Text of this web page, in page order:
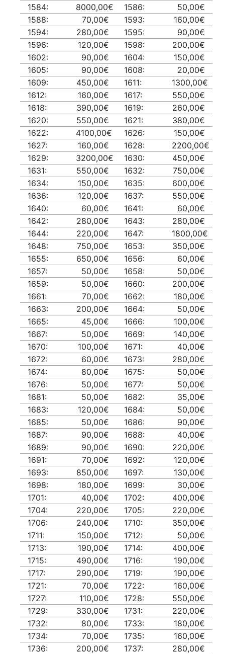
1584: 8000,00€ 1586:
50,00€
1588:
70,00€ 1593:
160,00€
1594:
280,00€ 1595:
90,00€
1596:
120,00€ 1598:
200,00€
1602:
90,00€ 1604:
150,00€
1605:
90,00€ 1608:
20,00€
1609:
450,00€ 1611:
1300,00€
1612:
160,00€ 1617:
550,00€
1618:
390,00€ 1619:
260,00€
1620:
550,00€ 1621:
380,00€
1622:
4100,00€ 1626:
150,00€
1627:
160,00€ 1628:
2200,00€
1629:
3200,00€ 1630:
450,00€
1631:
550,00€ 1632:
750,00€
1634:
150,00€ 1635:
600,00€
1636:
120,00€ 1637:
550,00€
1640:
60,00€ 1641:
60,00€
1642:
280,00€ 1643:
280,00€
1644:
220,00€ 1647:
1800,00€
1648:
750,00€ 1653:
350,00€
1655:
650,00€ 1656:
60,00€
1657:
50,00€ 1658:
50,00€
1659:
50,00€ 1660:
200,00€
1661:
70,00€ 1662:
180,00€
1663:
200,00€ 1664:
50,00€
1665:
45,00€ 1666:
100,00€
1667:
50,00€ 1669:
140,00€
1670:
100,00€ 1671:
40,00€
1672:
60,00€ 1673:
280,00€
1674:
80,00€ 1675:
50,00€
1676:
50,00€ 1677:
50,00€
1681:
50,00€ 1682:
35,00€
1683:
120,00€ 1684:
50,00€
1685:
50,00€ 1686:
90,00€
1687:
90,00€ 1688:
40,00€
1689:
90,00€ 1690:
220,00€
1691:
70,00€ 1692:
120,00€
1693:
850,00€ 1697:
130,00€
1698:
180,00€ 1699:
30,00€
1701:
40,00€ 1702:
400,00€
1704:
220,00€ 1705:
220,00€
1706:
240,00€ 1710:
350,00€
1711:
150,00€ 1712:
50,00€
1713:
190,00€ 1714:
400,00€
1715:
490,00€ 1716:
190,00€
1717:
290,00€ 1719:
190,00€
1721:
70,00€ 1722:
160,00€
1727:
110,00€ 1728:
550,00€
1729:
330,00€ 1731:
220,00€
1732:
80,00€ 1733:
180,00€
1734:
70,00€ 1735:
160,00€
1736:
200,00€ 1737:
280,00€